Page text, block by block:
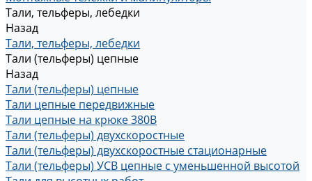
Тали, тельферы, лебедки
Назад
Тали, тельферы, лебедки
Тали (тельферы) цепные
Назад
Тали (тельферы) цепные
Тали цепные передвижные
Тали цепные на крюке 380В
Тали (тельферы) двухскоростные
Тали (тельферы) двухскоростные стационарные
Тали (тельферы) УСВ цепные с уменьшенной высотой